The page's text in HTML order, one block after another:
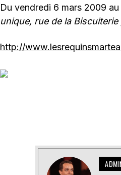
Du vendredi 6 mars 2009
unique, rue de la
http://